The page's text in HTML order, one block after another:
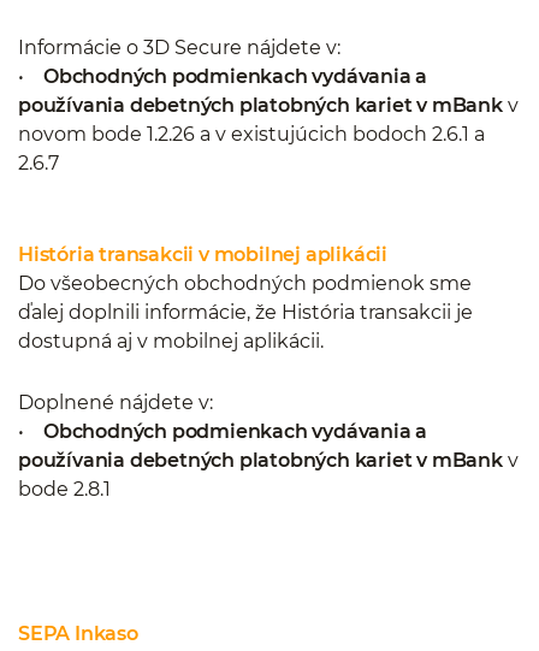
Informácie o 3D Secure nájdete v:
• Obchodných podmienkach vydávania a
používania debetných platobných kariet v mBankv
novom bode 1.2.26 a v existujúcich bodoch 2.6.1 a
2.6.7
História transakcii v mobilnej aplikácii
Do všeobecných obchodných podmienok sme
ďalej doplnili informácie, že História transakcii je
dostupná aj v mobilnej aplikácii.
Doplnené nájdete v:
• Obchodných podmienkach vydávania a
používania debetných platobných kariet v mBankv
bode 2.8.1
SEPA Inkaso